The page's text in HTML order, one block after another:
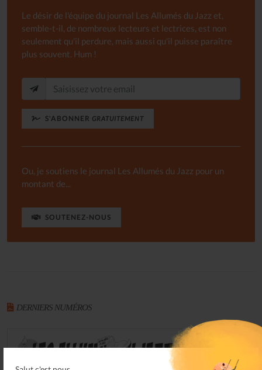
Le désir de l'équipe du journal Les Allumés du Jazz et,
semble-t-il, de nombreux lecteurs et lectrices, est non
seulement qu'il perdure, mais aussi qu'il puisse paraître
plus souvent. Hum !
S'ABONNER GRATUITEMENT
Ou, je soutiens le journal Les Allumés du Jazz pour un
montant de...
SOUTENEZ-NOUS
DERNIERS NUMÉROS